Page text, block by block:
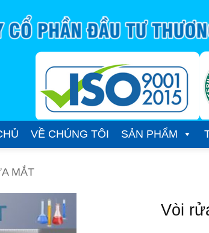
VỀ CHÚNG TÔI SẢN PHẨM
MẮT
Vòi